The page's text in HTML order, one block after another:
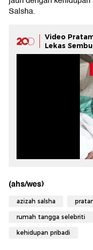
Salsha.
Video
Lekas
(ahs/wes)
azizah salsha
rumah tangga selebriti
kehidupan pribadi